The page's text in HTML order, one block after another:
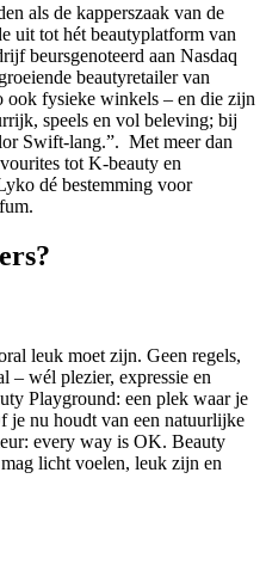
als de kapperszaak van de
uit tot hét beautyplatform van
beursgenoteerd aan Nasdaq
beautyretailer van
ook fysieke winkels – en die zijn
speels en vol beleving; bij
Swift-lang.”. Met meer dan
tot K-beauty en
dé bestemming voor
leuk moet zijn. Geen regels,
– wél plezier, expressie en
Playground: een plek waar je
je nu houdt van een natuurlijke
every way is OK. Beauty
licht voelen, leuk zijn en